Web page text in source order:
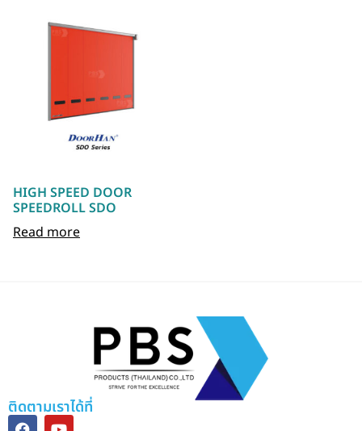
HIGH SPEED DOOR
SPEEDROLL SDO
Read more
ติดตามเราได้ที่